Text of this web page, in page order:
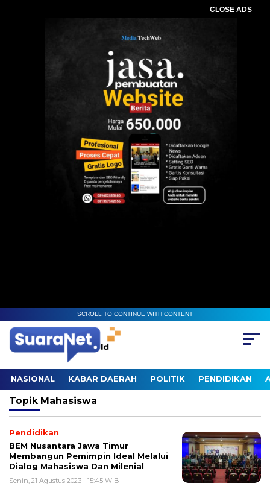
CLOSE ADS
SCROLL TO CONTINUE WITH CONTENT
NASIONAL KABAR DAERAH POLITIK PENDIDIKAN
Topik Mahasiswa
Pendidikan
BEM Nusantara Jawa Timur
Membangun Pemimpin Ideal Melalui
Dialog Mahasiswa Dan Milenial
Senin, 21 Agustus 2023 - 15:45 WIB